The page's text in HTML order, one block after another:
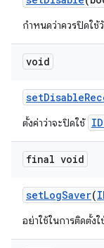
กำหนดว่าควรปิดใช้
void
setDisable
ตั้งค่าว่าจะปิดใช้
final void
setLogSaver(
อย่าใช้ในการติดตั้ง